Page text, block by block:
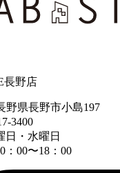
野県長野市小島197
3400
日・水曜日
：00〜18：00